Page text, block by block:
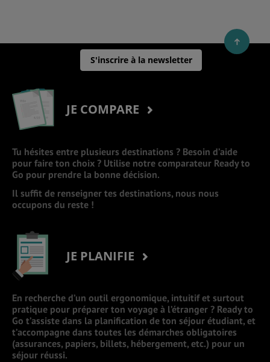
S'inscrire à la newsletter
JE COMPARE
Tu hésites entre plusieurs destinations ? Besoin d’aide
pour faire ton choix ? Utilise notre comparateur Ready to
Go pour prendre la bonne décision.
Il suffit de renseigner tes destinations, nous nous
occupons du reste !
JE PLANIFIE
En recherche d’un outil ergonomique, intuitif et surtout
pratique pour préparer ton voyage à l’étranger ? Ready to
Go t’assiste dans la planification de ton séjour étudiant, et
t’accompagne dans toutes les démarches obligatoires
(assurances, papiers, billets, hébergement, etc.) pour un
séjour réussi.